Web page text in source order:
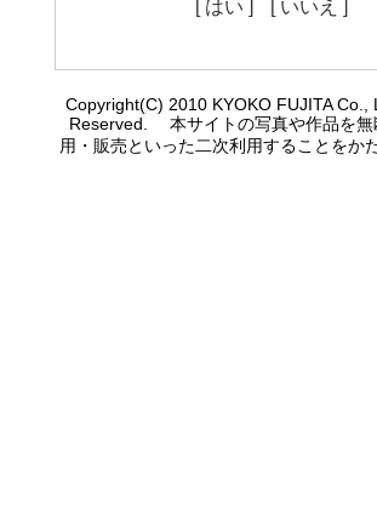
[ はい ] [ いいえ ]
Copyright(C) 2010 KYOKO FUJITA Co.,
Reserved. 本サイトの写真や作品を無
用・販売といった二次利用することをか